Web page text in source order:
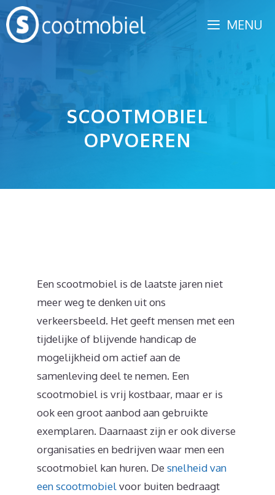
Spring
naar
inhoud
MENU
SCOOTMOBIEL
OPVOEREN
Een scootmobiel is de laatste jaren niet
meer weg te denken uit ons
verkeersbeeld. Het geeft mensen met een
tijdelijke of blijvende handicap de
mogelijkheid om actief aan de
samenleving deel te nemen. Een
scootmobiel is vrij kostbaar, maar er is
ook een groot aanbod aan gebruikte
exemplaren. Daarnaast zijn er ook diverse
organisaties en bedrijven waar men een
scootmobiel kan huren. De snelheid van
een scootmobielvoor buiten bedraagt